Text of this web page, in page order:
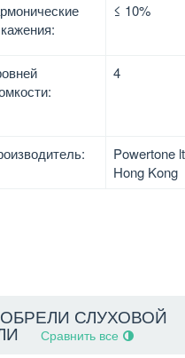
≤ 10%
4
Powertone
Hong Kong
СЛУХОВОЙ
Сравнить все